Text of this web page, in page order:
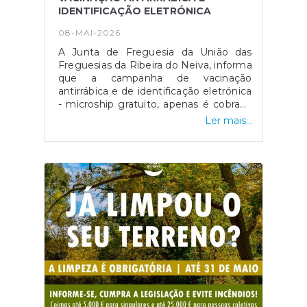
IDENTIFICAÇÃO ELETRÓNICA
08-MAI-2026
A Junta de Freguesia da União das
Freguesias da Ribeira do Neiva, informa
que a campanha de vacinação
antirrábica e de identificação eletrónica
- microship gratuito, apenas é cobrada
a taxa de vacinação - tem início no
e o local.Vacinar os cães é essencial
estar.NÃO DEIXE O SEU CÃO POR
VACINAR!
Ler mais...